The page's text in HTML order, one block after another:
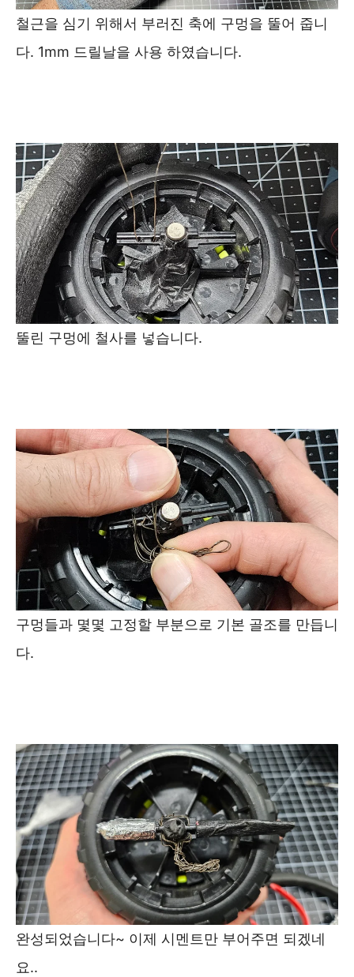
철근을 심기 위해서 부러진 축에 구멍을 뚤어 줍니
다. 1mm 드릴날을 사용 하였습니다.
뚤린 구멍에 철사를 넣습니다.
구멍들과 몇몇 고정할 부분으로 기본 골조를 만듭니
다.
완성되었습니다~ 이제 시멘트만 부어주면 되겠네
요..